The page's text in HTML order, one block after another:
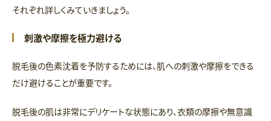
それぞれ詳しくみていきましょう。
刺激や摩擦を極力避ける
脱毛後の色素沈着を予防するためには、肌への刺激や摩擦をできる
だけ避けることが重要です。
脱毛後の肌は非常にデリケートな状態にあり、衣類の摩擦や無意識